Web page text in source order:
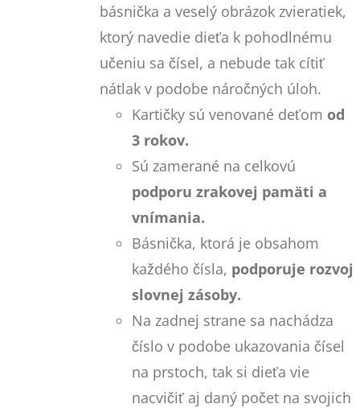
básnička a veselý obrázok zvieratiek,
ktorý navedie dieťa k pohodlnému
učeniu sa čísel, a nebude tak cítiť
nátlak v podobe náročných úloh.
Kartičky sú venované deťom od
3 rokov.
Sú zamerané na celkovú
podporu zrakovej pamäti a
vnímania.
Básnička, ktorá je obsahom
každého čísla, podporuje rozvoj
slovnej zásoby.
Na zadnej strane sa nachádza
číslo v podobe ukazovania čísel
na prstoch, tak si dieťa vie
nacvičiť aj daný počet na svojich